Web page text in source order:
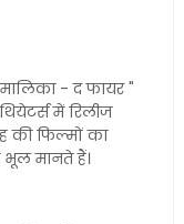
- द फायर "
में रिलीज
की फिल्मों का
मानते हैं।